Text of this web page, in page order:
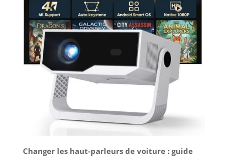
Changer les haut-parleurs de voiture : guide